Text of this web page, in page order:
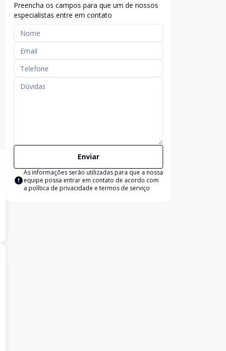
Preencha os campos para que um de nossos
especialistas entre em contato
Enviar
As informações serão utilizadas para que a nossa
equipe possa entrar em contato de acordo com
a política de privacidade e termos de serviço